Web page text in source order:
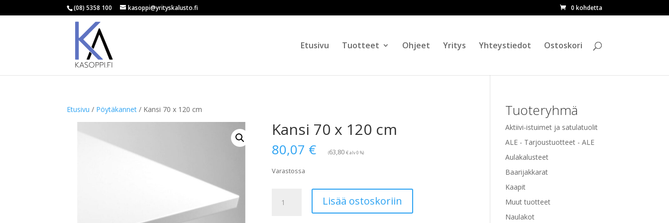
(08) 5358 100 kasoppi@yrityskalusto.fi 0 kohdetta
Etusivu Tuotteet Ohjeet Yritys Yhteystiedot Ostoskori
Products
Etusivu / Pöytäkannet / Kansi 70 x 120 cm
Kansi 70 x 120 cm
80,07 € (63,80€alv 0 %)
Varastossa
Lisää ostoskoriin
Tuoteryhmä
Aktiivi-istuimet ja satulatuolit
ALE - Tarjoustuotteet - ALE
Aulakalusteet
Baarijakkarat
Kaapit
Muut tuotteet
Naulakot